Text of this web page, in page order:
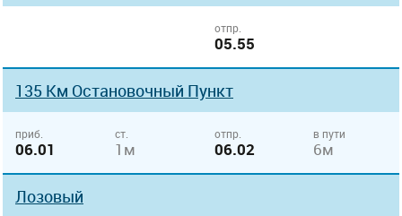
отпр.
05.55
135 Км Остановочный Пункт
приб.
06.01
ст.
1м
отпр.
06.02
в пути
6м
Лозовый